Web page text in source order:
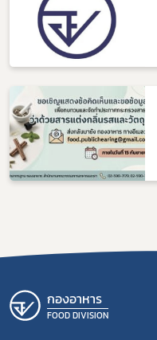
กองอาหาร
FOOD DIVISION